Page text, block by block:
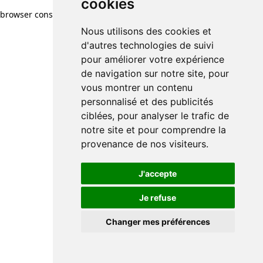
cookies
Nous utilisons des cookies et
d'autres technologies de suivi
pour améliorer votre expérience
de navigation sur notre site, pour
vous montrer un contenu
personnalisé et des publicités
ciblées, pour analyser le trafic de
notre site et pour comprendre la
provenance de nos visiteurs.
J'accepte
Je refuse
Changer mes préférences
browser console for more information)